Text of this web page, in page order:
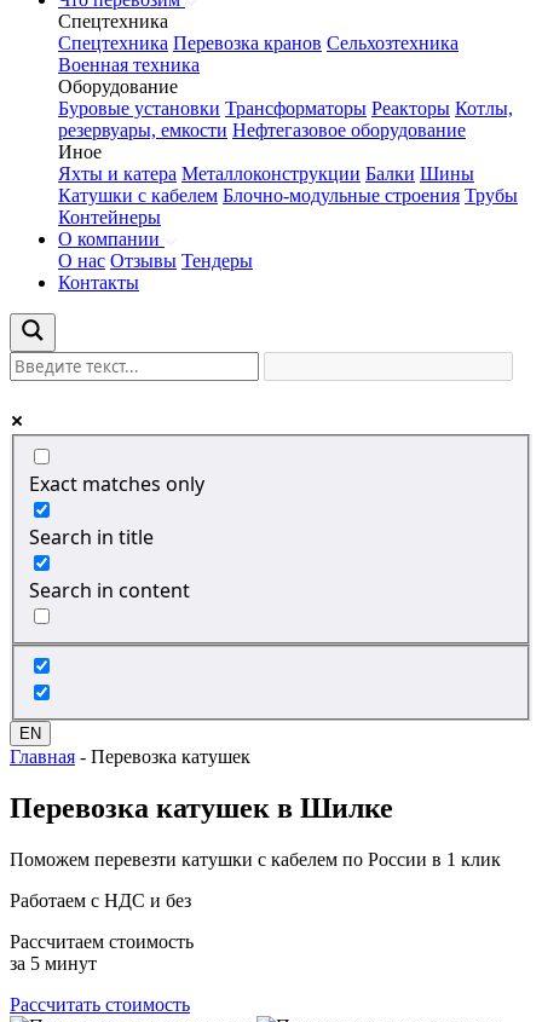
Спецтехника
Спецтехника Перевозка кранов Сельхозтехника
Военная техника
Оборудование
Буровые установки Трансформаторы Реакторы Котлы,
резервуары, емкости Нефтегазовое оборудование
Иное
Яхты и катера Металлоконструкции Балки Шины
Катушки с кабелем Блочно-модульные строения Трубы
Контейнеры
О компании
О нас Отзывы Тендеры
Контакты
Exact matches only
Search in title
Search in content
EN
Главная - Перевозка катушек
Перевозка катушек в Шилке
Поможем перевезти катушки с кабелем по России в 1 клик
Работаем с НДС и без
Рассчитаем стоимость
за 5 минут
Рассчитать стоимость